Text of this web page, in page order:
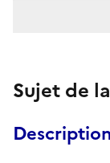
Sujet de
Description